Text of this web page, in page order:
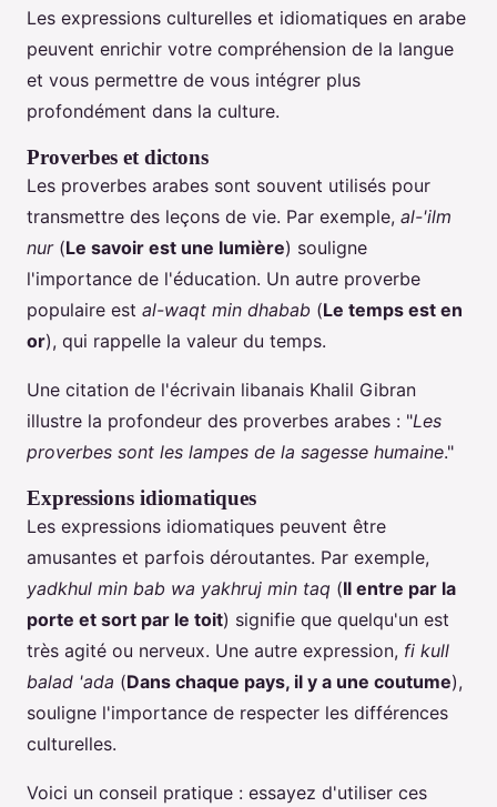
Les expressions culturelles et idiomatiques en arabe
peuvent enrichir votre compréhension de la langue
et vous permettre de vous intégrer plus
profondément dans la culture.
Proverbes et dictons
Les proverbes arabes sont souvent utilisés pour
transmettre des leçons de vie. Par exemple, al-'ilm
nur(Le savoir est une lumière) souligne
l'importance de l'éducation. Un autre proverbe
populaire est al-waqt min dhabab (Le temps est en
or), qui rappelle la valeur du temps.
Une citation de l'écrivain libanais Khalil Gibran
illustre la profondeur des proverbes arabes : "Les
proverbes sont les lampes de la sagesse humaine."
Expressions idiomatiques
Les expressions idiomatiques peuvent être
amusantes et parfois déroutantes. Par exemple,
yadkhul min bab wa yakhruj min taq (Il entre par la
porte et sort par le toit) signifie que quelqu'un est
très agité ou nerveux. Une autre expression, fi kull
balad 'ada (Dans chaque pays, il y a une coutume),
souligne l'importance de respecter les différences
culturelles.
Voici un conseil pratique : essayez d'utiliser ces